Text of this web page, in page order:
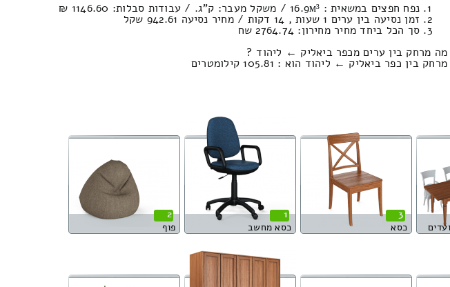
נפח חפצים במשאית : 16.9м³ / משקל מעבר: ק”ג. / עבודות סבלות: 1146.60 ₪
זמן נסיעה בין ערים 1 שעות , 14 דקות / מחיר נסיעה 942.61 שקל
סך הכל ביחד מחיר מחירון: 2764.74 שח
מה מרחק בין ערים מכפר ביאליק ← ליהוד ?
מרחק בין כפר ביאליק ← ליהוד הוא : 105.81 קילומטרים
3
כסא
1
כסא מחשב
2
פוף